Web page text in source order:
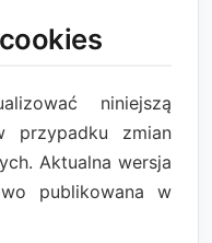
niniejszą
przypadku zmian
Aktualna wersja
publikowana w